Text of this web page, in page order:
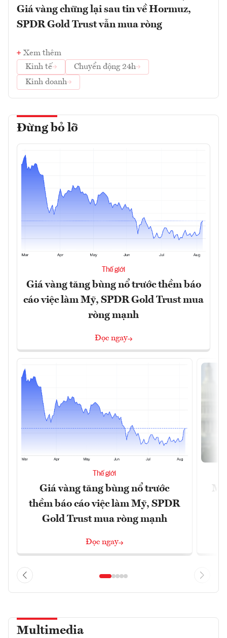
Giá vàng chững lại sau tin về Hormuz,
SPDR Gold Trust vẫn mua ròng
Xem thêm
Kinh tế
Chuyển động 24h
Kinh doanh
Đừng bỏ lỡ
Thế giới
Giá vàng tăng bùng nổ trước thềm báo
cáo việc làm Mỹ, SPDR Gold Trust mua
ròng mạnh
Đọc ngay
Thế giới
Giá vàng tăng bùng nổ trước
thềm báo cáo việc làm Mỹ, SPDR
Gold Trust mua ròng mạnh
Đọc ngay
Multimedia